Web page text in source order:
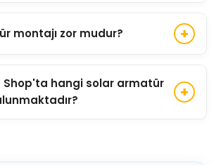
özellikleri, IP koruma sınıfı ve gövde
montajı zor mudur?
kısa sürede monte
Shop'ta hangi solar armatür